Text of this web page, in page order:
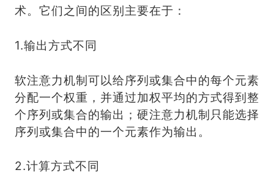
术。它们之间的区别主要在于：
1.输出方式不同
软注意力机制可以给序列或集合中的每个元素
分配一个权重，并通过加权平均的方式得到整
个序列或集合的输出；硬注意力机制只能选择
序列或集合中的一个元素作为输出。
2.计算方式不同